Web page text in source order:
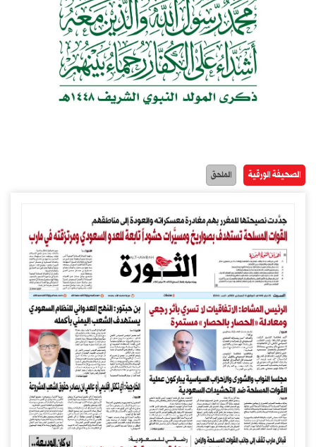
الصحيفة الورقية الملحق